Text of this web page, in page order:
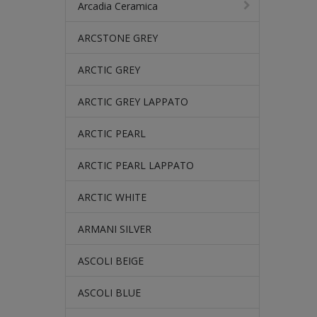
Arcadia Ceramica
ARCSTONE GREY
ARCTIC GREY
ARCTIC GREY LAPPATO
ARCTIC PEARL
ARCTIC PEARL LAPPATO
ARCTIC WHITE
ARMANI SILVER
ASCOLI BEIGE
ASCOLI BLUE